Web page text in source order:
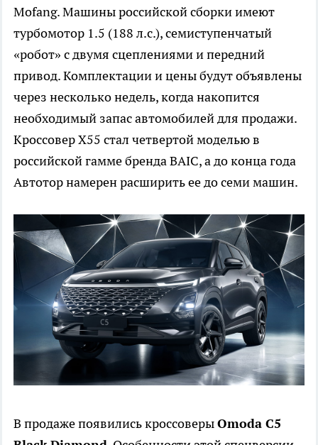
Mofang. Машины российской сборки имеют
турбомотор 1.5 (188 л.с.), семиступенчатый
«робот» с двумя сцеплениями и передний
привод. Комплектации и цены будут объявлены
через несколько недель, когда накопится
необходимый запас автомобилей для продажи.
Кроссовер X55 стал четвертой моделью в
российской гамме бренда BAIC, а до конца года
Автотор намерен расширить ее до семи машин.
В продаже появились кроссоверыOmoda C5